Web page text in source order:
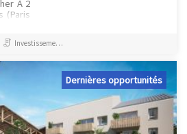
À 2
(Paris
Investissement et Défiscalisation
Dernières opportunités